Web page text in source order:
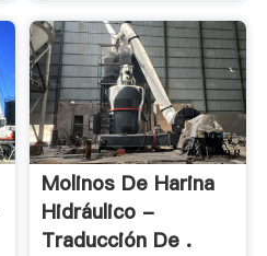
Molinos De Harina
Hidráulico -
Traducción De .